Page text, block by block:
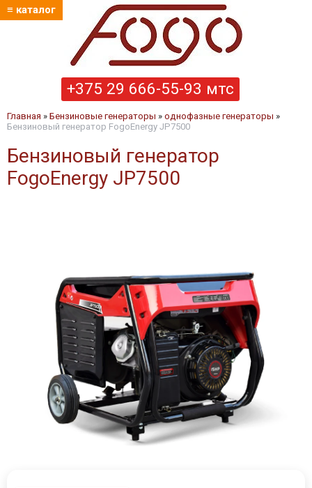
≡ каталог
+375 29 666-55-93 мтс
Главная » Бензиновые генераторы » однофазные генераторы »
Бензиновый генератор FogoEnergy JP7500
Бензиновый генератор
FogoEnergy JP7500